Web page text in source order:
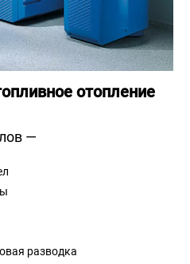
отопление
—
разводка